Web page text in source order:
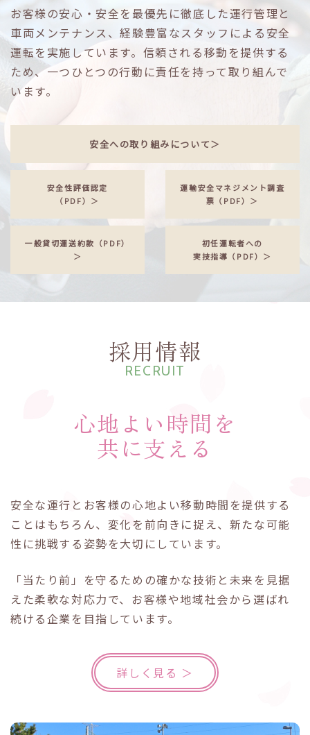
お客様の安心・安全を最優先に徹底した運行管理と
車両メンテナンス、経験豊富なスタッフによる安全
運転を実施しています。信頼される移動を提供する
ため、一つひとつの行動に責任を持って取り組んで
います。
安全への取り組みについて＞
安全性評価認定
（PDF）＞
運輸安全マネジメント調査
票（PDF）＞
一般貸切運送約款（PDF）
＞
初任運転者への
実技指導（PDF）＞
採用情報
RECRUIT
心地よい時間を
共に支える
安全な運行とお客様の心地よい移動時間を提供する
ことはもちろん、変化を前向きに捉え、新たな可能
性に挑戦する姿勢を大切にしています。
「当たり前」を守るための確かな技術と未来を見据
えた柔軟な対応力で、お客様や地域社会から選ばれ
続ける企業を目指しています。
詳しく見る ＞